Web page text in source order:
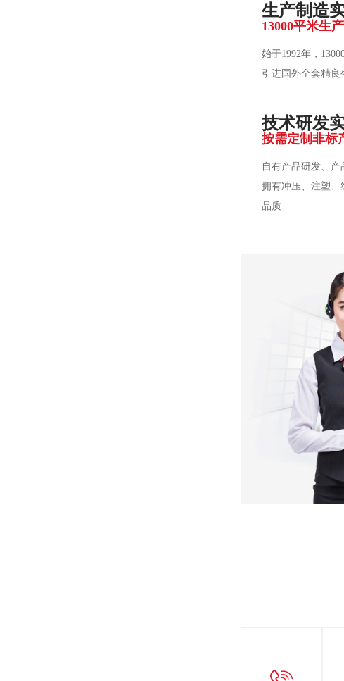
生产制造
13000平米生
始于1992年，
引进国外全套精
技术研发
按需定制非标
自有产品研发、
拥有冲压、注塑、
品质